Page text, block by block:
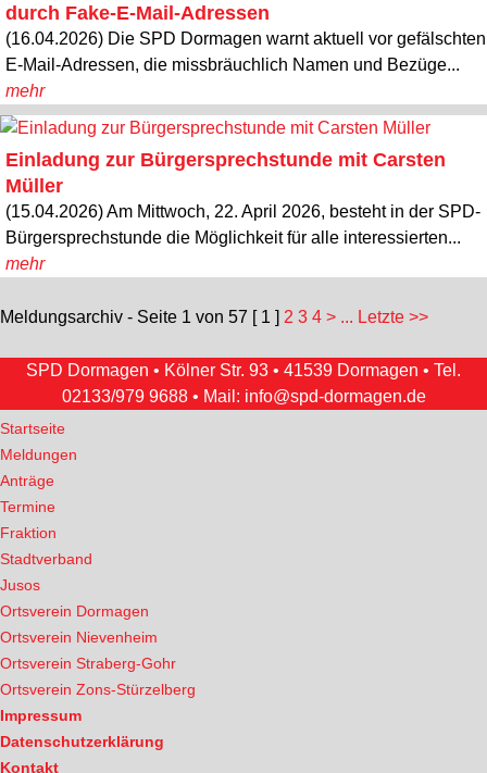
durch Fake-E-Mail-Adressen
(16.04.2026) Die SPD Dormagen warnt aktuell vor gefälschten
E-Mail-Adressen, die missbräuchlich Namen und Bezüge...
mehr
Einladung zur Bürgersprechstunde mit Carsten
Müller
(15.04.2026) Am Mittwoch, 22. April 2026, besteht in der SPD-
Bürgersprechstunde die Möglichkeit für alle interessierten...
mehr
Meldungsarchiv - Seite 1 von 57 [ 1 ] 2 3 4 > ... Letzte >>
SPD Dormagen • Kölner Str. 93 • 41539 Dormagen • Tel.
02133/979 9688• Mail: info@spd-dormagen.de
Startseite
Meldungen
Anträge
Termine
Fraktion
Stadtverband
Jusos
Ortsverein Dormagen
Ortsverein Nievenheim
Ortsverein Straberg-Gohr
Ortsverein Zons-Stürzelberg
Impressum
Datenschutzerklärung
Kontakt